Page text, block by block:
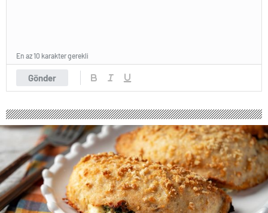
Gönder
En az 10 karakter gerekli